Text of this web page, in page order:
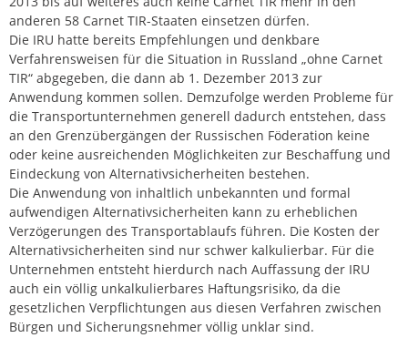
anderen 58 Carnet TIR-Staaten einsetzen dürfen.
Die IRU hatte bereits Empfehlungen und denkbare
Verfahrensweisen für die Situation in Russland „ohne Carnet
TIR“ abgegeben, die dann ab 1. Dezember 2013 zur
Anwendung kommen sollen. Demzufolge werden Probleme für
die Transportunternehmen generell dadurch entstehen, dass
an den Grenzübergängen der Russischen Föderation keine
oder keine ausreichenden Möglichkeiten zur Beschaffung und
Eindeckung von Alternativsicherheiten bestehen.
Die Anwendung von inhaltlich unbekannten und formal
aufwendigen Alternativsicherheiten kann zu erheblichen
Verzögerungen des Transportablaufs führen. Die Kosten der
Alternativsicherheiten sind nur schwer kalkulierbar. Für die
Unternehmen entsteht hierdurch nach Auffassung der IRU
auch ein völlig unkalkulierbares Haftungsrisiko, da die
gesetzlichen Verpflichtungen aus diesen Verfahren zwischen
Bürgen und Sicherungsnehmer völlig unklar sind.